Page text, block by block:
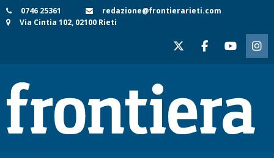
Skip
to
0746 25361
redazione@frontierarieti.com
Via Cintia 102, 02100 Rieti